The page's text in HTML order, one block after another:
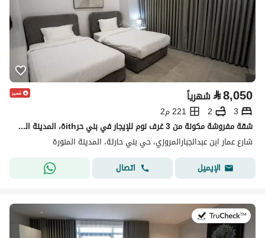
⃁8,050 شهرياً
3
2
221 م2
شقة مفروشة مكونة من 3 غرف نوم للإيجار في بني حرithة، المدينة المنورة
شارع عمار ابن عبدالجبارالمروزي، حي بني حارثة، المدينة المنورة
الإيميل
اتصال
في:19 يوليو 2026